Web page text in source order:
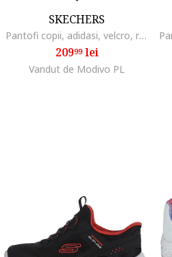
SKECHERS
Pantofi copii, adidasi, velcro, roz, textil,
20999lei
Vandut de Modivo PL